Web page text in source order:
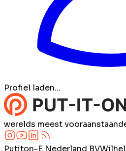
Profiel laden...
werelds meest
Putiton-E Nederland BV